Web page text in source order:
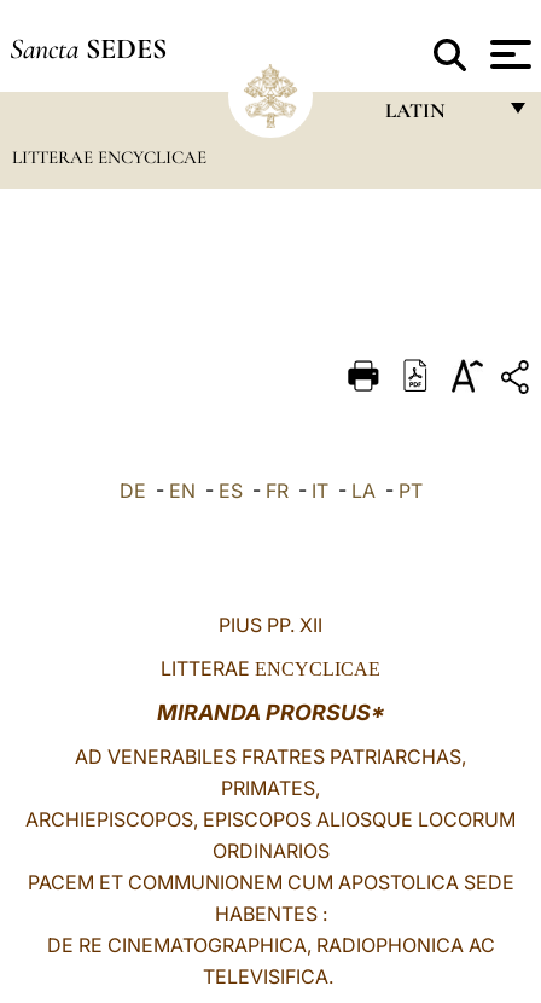
Sancta SEDES
LATIN
DEUTSCH
العربيّة
LITTERAE ENCYCLICAE
DE - EN - ES- FR- IT- LA- PT
PIUS PP. XII
LITTERAE ENCYCLICAE
MIRANDA PRORSUS*
AD VENERABILES FRATRES PATRIARCHAS,
PRIMATES,
ARCHIEPISCOPOS, EPISCOPOS ALIOSQUE LOCORUM
ORDINARIOS
PACEM ET COMMUNIONEM CUM APOSTOLICA SEDE
HABENTES :
DE RE CINEMATOGRAPHICA, RADIOPHONICA AC
TELEVISIFICA.